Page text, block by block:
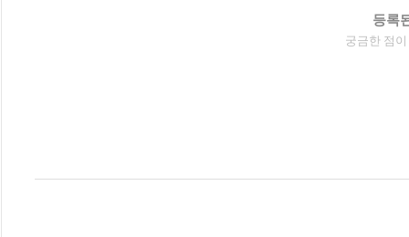
등록
궁금한 점